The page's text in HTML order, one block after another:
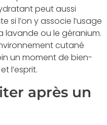
peut aussi
si l’on y associe l’usage
lavande ou le géranium.
cutané
un moment de bien-
l’esprit.
après un